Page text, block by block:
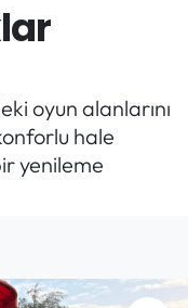
oyun alanlarını
hale
yenileme